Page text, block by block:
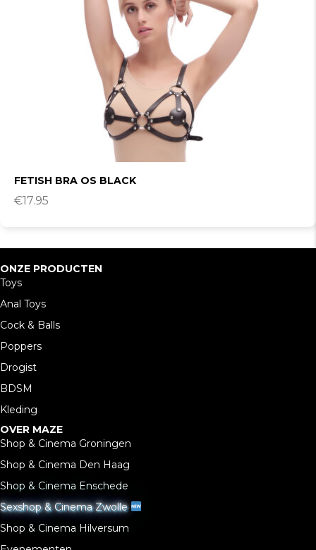
FETISH BRA OS BLACK
€17.95
ONZE PRODUCTEN
Toys
Anal Toys
Cock & Balls
Poppers
Drogist
BDSM
Kleding
OVER MAZE
Shop & Cinema Groningen
Shop & Cinema Den Haag
Shop & Cinema Enschede
Sexshop & Cinema Zwolle
Shop & Cinema Hilversum